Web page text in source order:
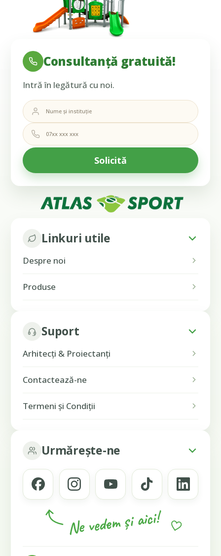
Linkuri utile
Despre noi
Produse
Suport
Arhitecți & Proiectanți
Contactează-ne
Termeni și Condiții
Urmărește-ne
Ne vedem și aici!
Consultanță gratuită!
Intră în legătură cu noi.